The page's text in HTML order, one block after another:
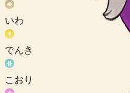
いわ
でんき
こおり